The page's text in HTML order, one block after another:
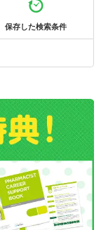
保存した検索条件